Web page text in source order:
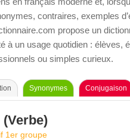
contraires, exemples
propose un
à un usage quotidien : élèves,
ou simples curieux.
Synonymes Conjugaison
(Verbe)
1er groupe